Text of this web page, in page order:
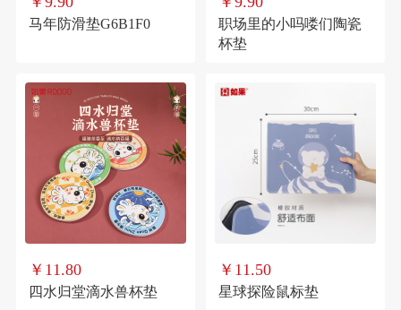
马年防滑垫G6B1F0
职场里的小吗喽们陶瓷
杯垫
￥11.80
四水归堂滴水兽杯垫
￥11.50
星球探险鼠标垫